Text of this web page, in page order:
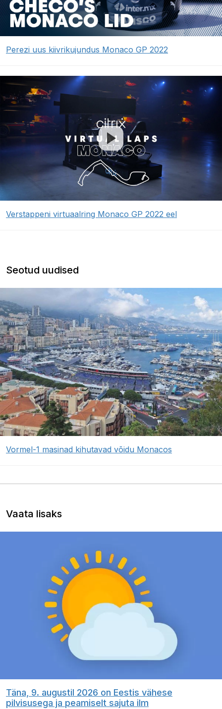
Perezi uus kiivrikujundus Monaco GP 2022
Verstappeni virtuaalring Monaco GP 2022 eel
Seotud uudised
Vormel-1 masinad kihutavad võidu Monacos
Vaata lisaks
Täna, 9. augustil 2026 on Eestis vähese
pilvisusega ja peamiselt sajuta ilm